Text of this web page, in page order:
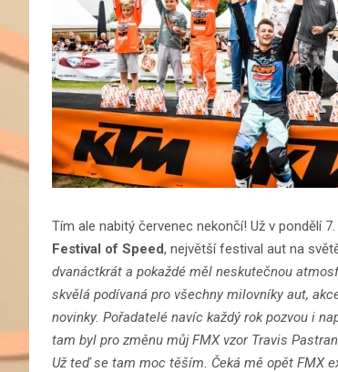
Tím ale nabitý červenec nekončí! Už v pondělí
Festival of Speed, největší festival aut na
dvanáctkrát a pokaždé měl neskutečnou
skvělá podívaná pro všechny milovníky aut,
novinky. Pořadatelé navíc každý rok pozvou i
tam byl pro změnu můj FMX vzor Travis
Už teď se tam moc těším. Čeká mě opět FMX